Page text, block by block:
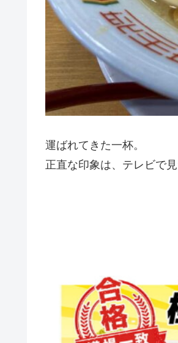
運ばれてきた一杯。
正直な印象は、テレビで